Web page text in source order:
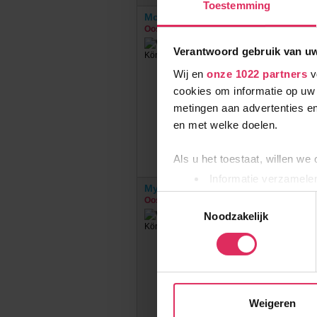
Toestemming
Verantwoord gebruik van
Wij en onze 1022 partners
cookies om informatie op
metingen aan advertenties
en met welke doelen.
Als u het toestaat, willen we
Informatie
Uw apparaat
Lees meer over hoe uw
toestemming op elk
social media te bieden en
met onze partners. We
Toestemmingsselectie
Noodzakelijk
Weigeren
Mountainclub Hotel Ronach
Oostenrijk Königsleiten
My Alpenwelt Resort
Oostenrijk